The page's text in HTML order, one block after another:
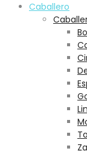
Caballero